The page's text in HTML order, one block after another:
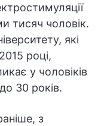
тисяч чоловік.
які
році,
у чоловіків
30 років.
з